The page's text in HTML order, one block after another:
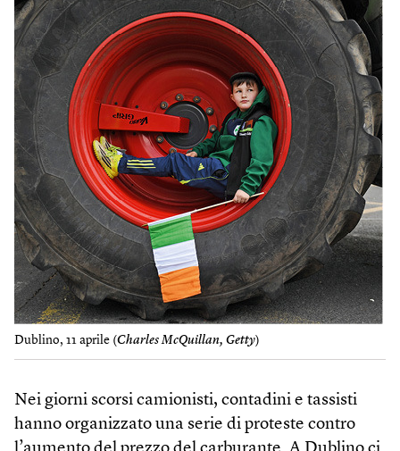
Dublino, 11 aprile (Charles McQuillan, Getty)
Nei giorni scorsi camionisti, contadini e tassisti
hanno organizzato una serie di proteste contro